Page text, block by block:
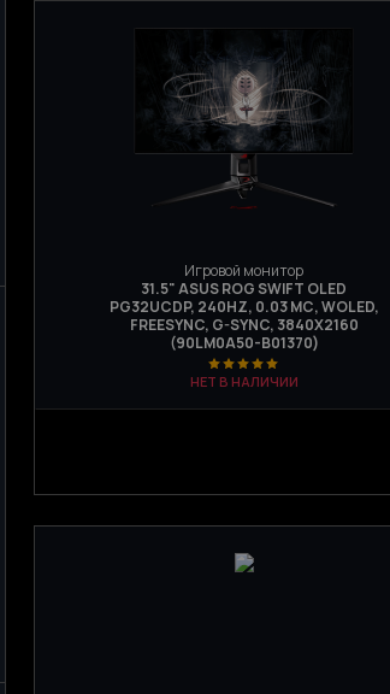
Игровой монитор
31.5" ASUS ROG SWIFT OLED
PG32UCDP, 240HZ, 0.03 МС, WOLED,
FREESYNC, G-SYNC, 3840Х2160
(90LM0A50-B01370)
НЕТ В НАЛИЧИИ